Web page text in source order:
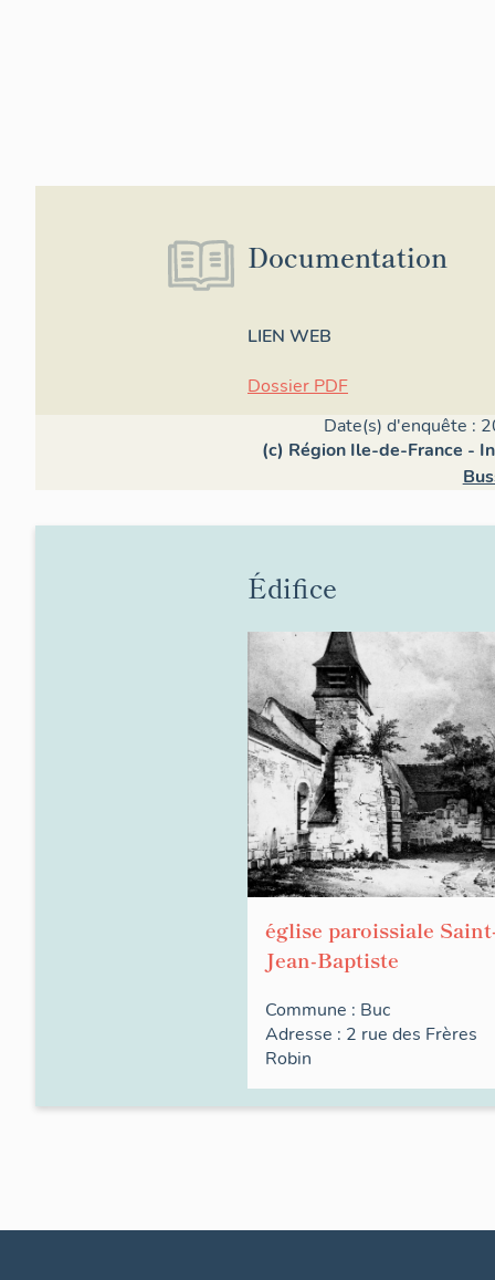
Documentation
LIEN WEB
Dossier PDF
Date(s) d'enquête :
(c) Région Ile-de-France -
Édifice
église paroissiale
Jean-Baptiste
Commune : Buc
Adresse : 2 rue des Frères
Robin